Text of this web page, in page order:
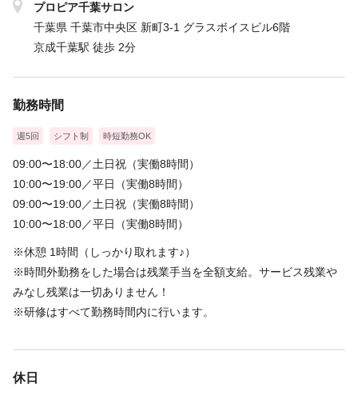
プロピア千葉サロン
千葉県 千葉市中央区 新町3-1 グラスボイスビル6階
京成千葉駅 徒歩 2分
勤務時間
週5回 シフト制 時短勤務OK
09:00〜18:00／土日祝（実働8時間）
10:00〜19:00／平日（実働8時間）
09:00〜19:00／土日祝（実働8時間）
10:00〜18:00／平日（実働8時間）
※休憩 1時間（しっかり取れます♪）
※時間外勤務をした場合は残業手当を全額支給。サービス残業や
みなし残業は一切ありません！
※研修はすべて勤務時間内に行います。
休日